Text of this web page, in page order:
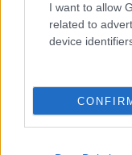
I want to allow
related to
device
και εμείς στη ΝΔ
παμψηφεί ως
προγράμματος
διαχειρίζεται